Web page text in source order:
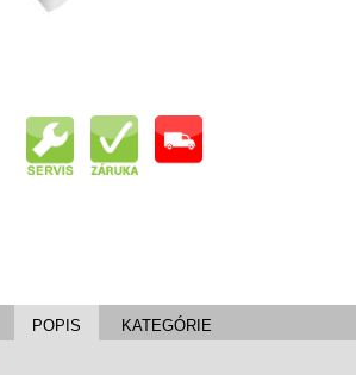
POPIS KATEGÓRIE